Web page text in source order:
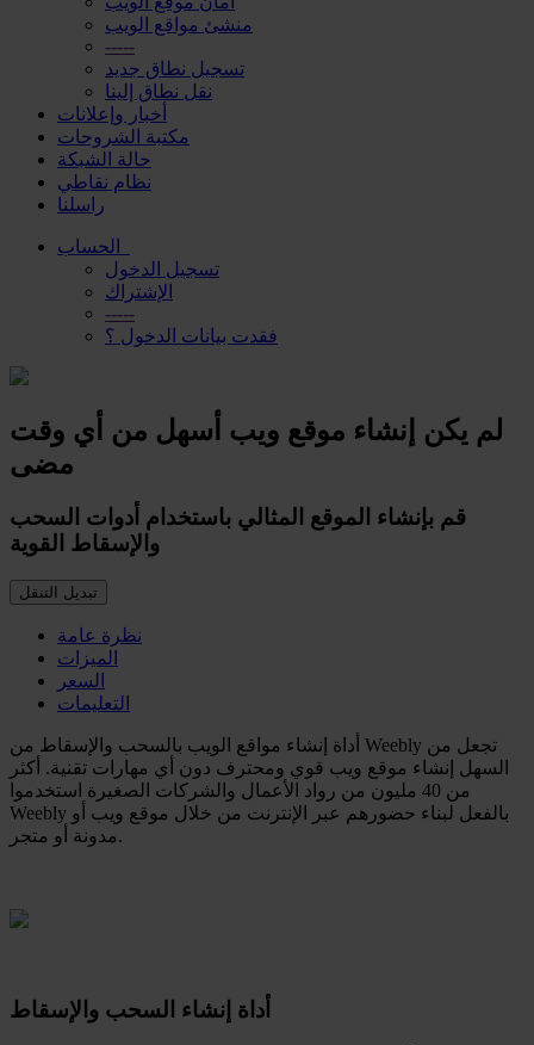
منشئ مواقع الويب
-----
تسجيل نطاق جديد
نقل نطاق إلينا
أخبار وإعلانات
مكتبة الشروحات
حالة الشبكة
نظام نقاطي
راسلنا
تسجيل الدخول
الإشتراك
-----
فقدت بيانات الدخول ؟
لم يكن إنشاء موقع ويب أسهل من أي وقت
مضى
قم بإنشاء الموقع المثالي باستخدام أدوات السحب
والإسقاط القوية
تبديل التنقل
نظرة عامة
الميزات
السعر
التعليمات
أداة إنشاء مواقع الويب بالسحب والإسقاط من Weebly تجعل من
السهل إنشاء موقع ويب قوي ومحترف دون أي مهارات تقنية. أكثر
من 40 مليون من رواد الأعمال والشركات الصغيرة استخدموا
Weebly بالفعل لبناء حضورهم عبر الإنترنت من خلال موقع ويب أو
مدونة أو متجر.
أداة إنشاء السحب والإسقاط